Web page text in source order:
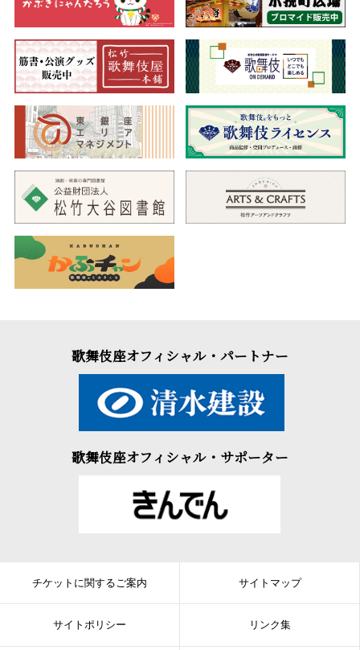
歌舞伎座オフィシャル・パートナー
歌舞伎座オフィシャル・サポーター
チケットに関するご案内 サイトマップ
サイトポリシー リンク集